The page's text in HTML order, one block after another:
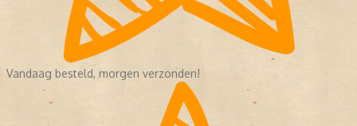
Vandaag besteld, morgen verzonden!